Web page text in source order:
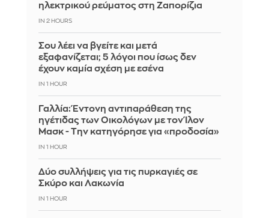
ηλεκτρικού ρεύματος στη Ζαπορίζια
IN 2 HOURS
Σου λέει να βγείτε και μετά
εξαφανίζεται; 5 λόγοι που ίσως δεν
έχουν καμία σχέση με εσένα
IN 1 HOUR
Γαλλία: Έντονη αντιπαράθεση της
ηγέτιδας των Οικολόγων με τον Ίλον
Μασκ - Την κατηγόρησε για «προδοσία»
IN 1 HOUR
Δύο συλλήψεις για τις πυρκαγιές σε
Σκύρο και Λακωνία
IN 1 HOUR